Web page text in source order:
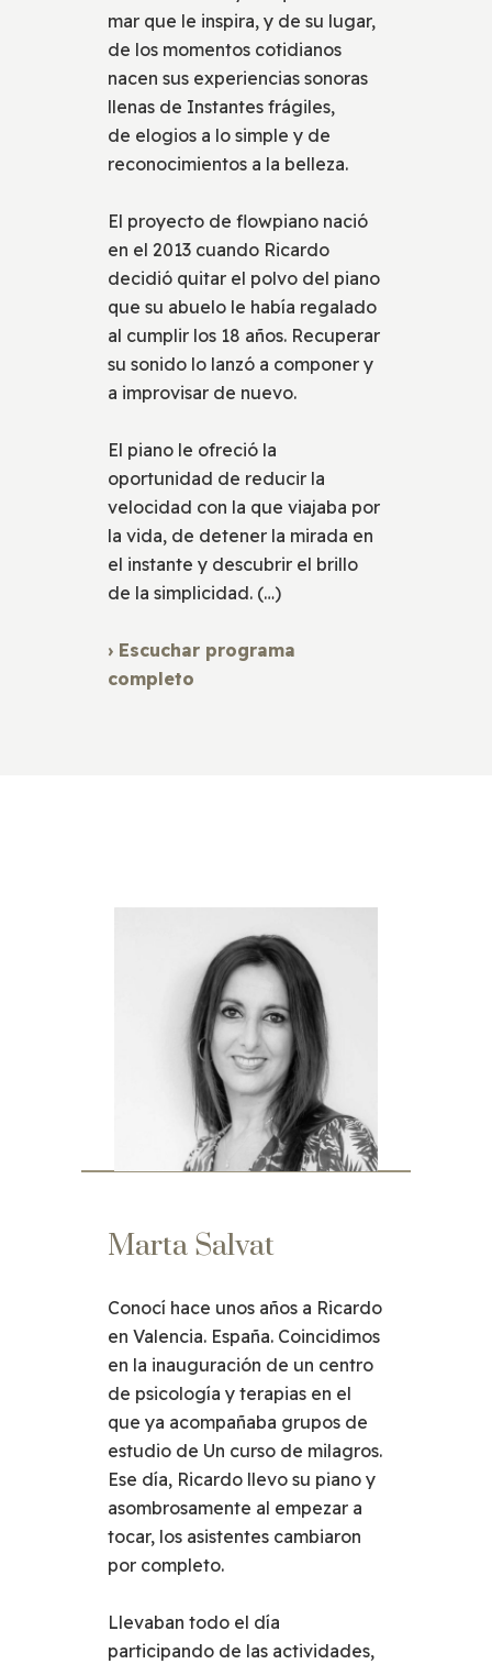
mar que le inspira, y de su lugar,
de los momentos cotidianos
nacen sus experiencias sonoras
llenas de Instantes frágiles,
de elogios a lo simple y de
reconocimientos a la belleza.
El proyecto de flowpiano nació
en el 2013 cuando Ricardo
decidió quitar el polvo del piano
que su abuelo le había regalado
al cumplir los 18 años. Recuperar
su sonido lo lanzó a componer y
a improvisar de nuevo.
El piano le ofreció la
oportunidad de reducir la
velocidad con la que viajaba por
la vida, de detener la mirada en
el instante y descubrir el brillo
de la simplicidad. (…)
› Escuchar programa
completo
Marta Salvat
Conocí hace unos años a Ricardo
en Valencia. España. Coincidimos
en la inauguración de un centro
de psicología y terapias en el
que ya acompañaba grupos de
estudio de Un curso de milagros.
Ese día, Ricardo llevo su piano y
asombrosamente al empezar a
tocar, los asistentes cambiaron
por completo.
Llevaban todo el día
participando de las actividades,